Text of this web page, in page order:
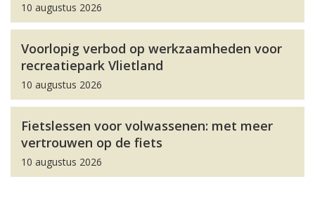
10 augustus 2026
Voorlopig verbod op werkzaamheden voor
recreatiepark Vlietland
10 augustus 2026
Fietslessen voor volwassenen: met meer
vertrouwen op de fiets
10 augustus 2026